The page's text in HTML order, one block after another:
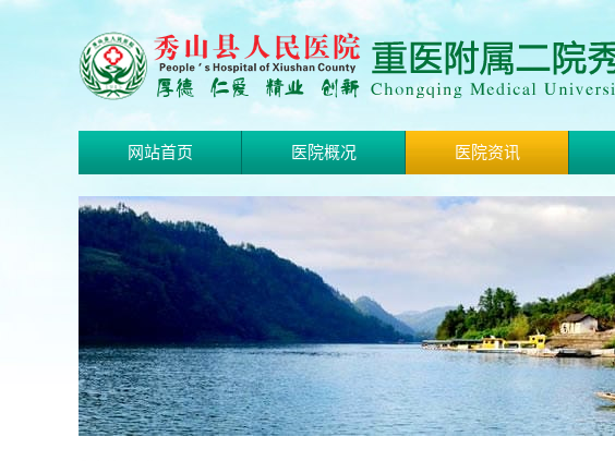
网站首页 医院概况 医院资讯